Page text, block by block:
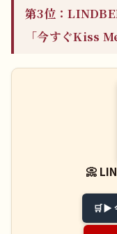
第3位：
「今すぐKiss Me
📀
▶